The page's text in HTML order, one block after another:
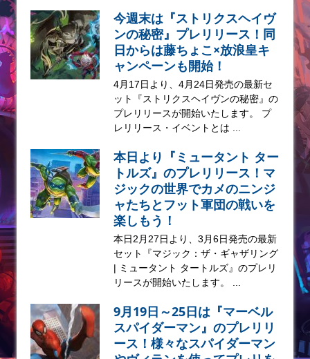
今週末は『ストリクスヘイヴ
ンの秘密』プレリリース！同
日からは藤ちょこ×放浪皇キ
ャンペーンも開始！
4月17日より、4月24日発売の最新セ
ット『ストリクスヘイヴンの秘密』の
プレリリースが開始いたします。 プ
レリリース・イベントとは ...
本日より『ミュータント ター
トルズ』のプレリリース！マ
ジックの世界でカメのニンジ
ャたちとフット軍団の戦いを
楽しもう！
本日2月27日より、3月6日発売の最新
セット『マジック：ザ・ギャザリング
| ミュータント タートルズ』のプレリ
リースが開始いたします。 ...
9月19日～25日は『マーベル
スパイダーマン』のプレリリ
ース！様々なスパイダーマン